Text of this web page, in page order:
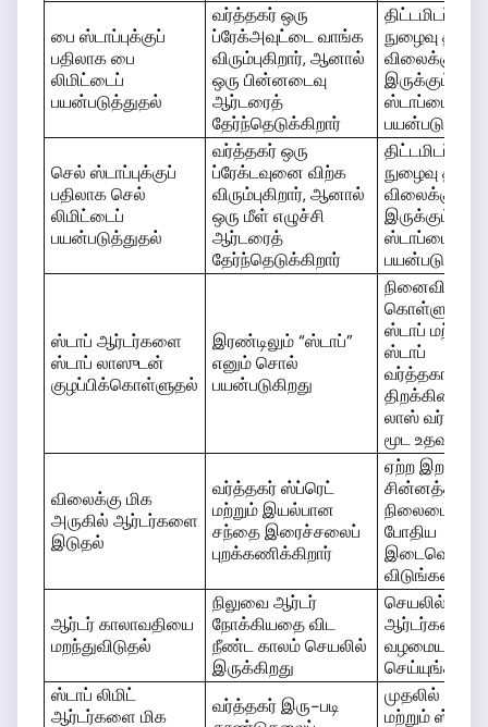
பை ஸ்டாப்புக்குப்
பதிலாக பை
லிமிட்டைப்
பயன்படுத்துதல்
வர்த்தகர் ஒரு
ப்ரேக்அவுட்டை வாங்க
விரும்புகிறார், ஆனால்
ஒரு பின்னடைவு
ஆர்டரைத்
தேர்ந்தெடுக்கிறார்
திட்டமிடப்பட்ட
நுழைவு
விலைக்கு
ஸ்டாப்பைப்
செல் ஸ்டாப்புக்குப்
பதிலாக செல்
லிமிட்டைப்
பயன்படுத்துதல்
வர்த்தகர் ஒரு
ப்ரேக்டவுனை விற்க
விரும்புகிறார், ஆனால்
ஒரு மீள் எழுச்சி
ஆர்டரைத்
தேர்ந்தெடுக்கிறார்
திட்டமிடப்பட்ட
நுழைவு
விலைக்குக்
ஸ்டாப்பைப்
ஸ்டாப் ஆர்டர்களை
ஸ்டாப் லாஸுடன்
குழப்பிக்கொள்ளுதல்
இரண்டிலும் “ஸ்டாப்”
எனும் சொல்
பயன்படுகிறது
நினைவில்
ஸ்டாப் மற்றும்
ஸ்டாப்
திறக்கின்றன;
லாஸ்
மூட உதவுகிறது
விலைக்கு மிக
அருகில் ஆர்டர்களை
இடுதல்
வர்த்தகர் ஸ்ப்ரெட்
மற்றும் இயல்பான
சந்தை இரைச்சலைப்
புறக்கணிக்கிறார்
ஏற்ற இறக்கம்
சின்னத்தின்
போதிய
விடுங்கள்
ஆர்டர் காலாவதியை
மறந்துவிடுதல்
நிலுவை ஆர்டர்
நோக்கியதை விட
நீண்ட காலம் செயலில்
இருக்கிறது
செயலில் உள்ள
ஆர்டர்களை
வழமையாக
செய்யுங்கள்
ஸ்டாப் லிமிட்
ஆர்டர்களை மிக
வர்த்தகர் இரு-படி
முதலில் நியம
மற்றும் ஸ்டாப்